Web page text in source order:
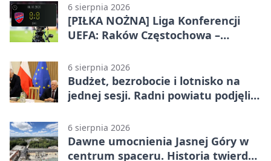
6 sierpnia 2026
[PIŁKA NOŻNA] Liga Konferencji
UEFA: Raków Częstochowa –
meczu III rundy eliminacji
6 sierpnia 2026
Budżet, bezrobocie i lotnisko na
jednej sesji. Radni powiatu podjęli
6 sierpnia 2026
Dawne umocnienia Jasnej Góry w
centrum spaceru. Historia twierdzy